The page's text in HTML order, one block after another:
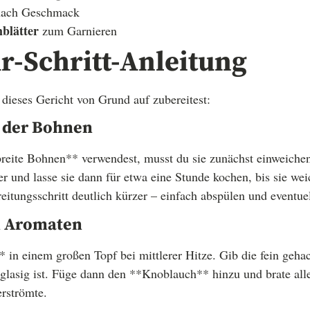
Geschmack
zum Garnieren
Schritt-Anleitung
Gericht von Grund auf zubereitest:
Bohnen
Bohnen** verwendest, musst du sie zunächst
und lasse sie dann für etwa eine Stunde kochen, bis sie
deutlich kürzer – einfach abspülen und
Aromaten
einem großen Topf bei mittlerer Hitze. Gib die fein
ist. Füge dann den **Knoblauch** hinzu und brate